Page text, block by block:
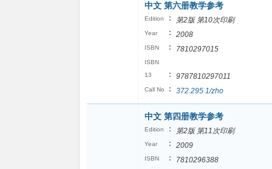
中文 第六册教学参考
Edition : 第2版 第10次印刷
Year : 2008
ISBN : 7810297015
ISBN
13
: 9787810297011
Call No : 372.295 1/zho
中文 第四册教学参考
Edition : 第2版 第11次印刷
Year : 2009
ISBN : 7810296388